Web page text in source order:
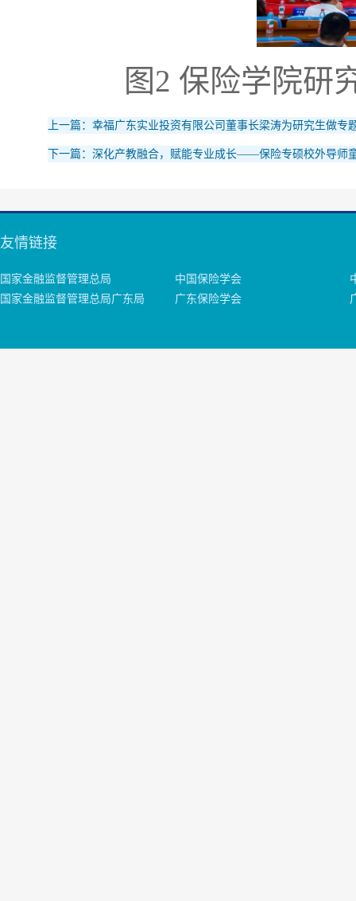
图2 保险学院研
上一篇：幸福广东实业投资有限公司董事长梁涛为研究生做专
下一篇：深化产教融合，赋能专业成长——保险专硕校外导师
友情链接
国家金融监督管理总局 中国保险学会
国家金融监督管理总局广东局
广东保险学会